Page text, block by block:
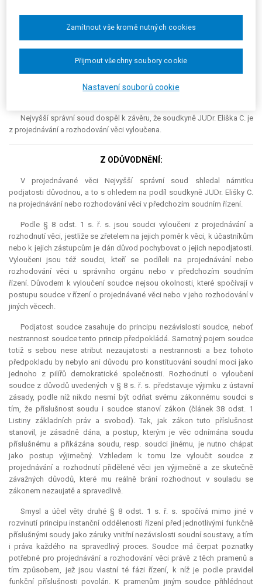
věc přidělena k vyřízení, jejím jménem jakožto předsedkyně senátu
žalobci výzvu ve smyslu § 51 odst. 1 s. ř. s. a vyžádala od správního
orgánu správní spis. Všechny další úkony ve věci již soudkyně činila pod
předsednictvím JUDr. J. Ve věci se JUDr. Eliška C. podílela na
projednávání a rozhodování věci v soudním řízení předcházejícím
tomuto řízení, kdy senát Krajského soudu v Ostravě, jehož byla
předsedkyní, zrušil rozhodnutí správního orgánu a věc vrátil k dalšímu
Nejvyšší správní soud dospěl k závěru, že soudkyně JUDr. Eliška C. je
z projednávání a rozhodování věci vyloučena.
Z ODŮVODNĚNÍ:
V projednávané věci Nejvyšší správní soud shledal námitku
podjatosti důvodnou, a to s ohledem na podíl soudkyně JUDr. Elišky C.
na projednávání nebo rozhodování věci v předchozím soudním řízení.
Podle § 8 odst. 1 s. ř. s. jsou soudci vyloučeni z projednávání a
rozhodnutí věci, jestliže se zřetelem na jejich poměr k věci, k účastníkům
nebo k jejich zástupcům je dán důvod pochybovat o jejich nepodjatosti.
Vyloučeni jsou též soudci, kteří se podíleli na projednávání nebo
rozhodování věci u správního orgánu nebo v předchozím soudním
řízení. Důvodem k vyloučení soudce nejsou okolnosti, které spočívají v
postupu soudce v řízení o projednávané věci nebo v jeho rozhodování v
jiných věcech.
Podjatost soudce zasahuje do principu nezávislosti soudce, neboť
nestrannost soudce tento princip předpokládá. Samotný pojem soudce
totiž s sebou nese atribut nezaujatosti a nestrannosti a bez tohoto
předpokladu by nebylo ani důvodu pro konstituování soudní moci jako
jednoho z pilířů demokratické společnosti. Rozhodnutí o vyloučení
soudce z důvodů uvedených v § 8 s. ř. s. představuje výjimku z ústavní
zásady, podle níž nikdo nesmí být odňat svému zákonnému soudci s
tím, že příslušnost soudu i soudce stanoví zákon (článek 38 odst. 1
Listiny základních práv a svobod). Tak, jak zákon tuto příslušnost
stanovil, je zásadně dána, a postup, kterým je věc odnímána soudu
příslušnému a přikázána soudu, resp. soudci jinému, je nutno chápat
jako postup výjimečný. Vzhledem k tomu lze vyloučit soudce z
projednávání a rozhodnutí přidělené věci jen výjimečně a ze skutečně
závažných důvodů, které mu reálně brání rozhodnout v souladu se
zákonem nezaujatě a spravedlivě.
Smysl a účel věty druhé § 8 odst. 1 s. ř. s. spočívá mimo jiné v
rozvinutí principu instanční oddělenosti řízení před jednotlivými funkčně
příslušnými soudy jako záruky vnitřní nezávislosti soudní soustavy, a tím
i práva každého na spravedlivý proces. Soudce má čerpat poznatky
potřebné pro projednávání a rozhodování věci právě z těch pramenů a
tím způsobem, jež jsou vlastní té fázi řízení, k níž je podle pravidel
funkční příslušnosti povolán. K pramenům jiným soudce přihlédnout
Nastavení souborů cookie
Zamítnout vše kromě nutných cookies
Přijmout všechny soubory cookie